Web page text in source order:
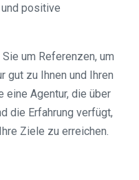
und positive
um Referenzen, um
gut zu Ihnen und Ihren
eine Agentur, die über
die Erfahrung verfügt,
Ziele zu erreichen.